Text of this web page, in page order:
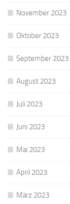
November 2023
Oktober 2023
September 2023
August 2023
Juli 2023
Juni 2023
Mai 2023
April 2023
März 2023